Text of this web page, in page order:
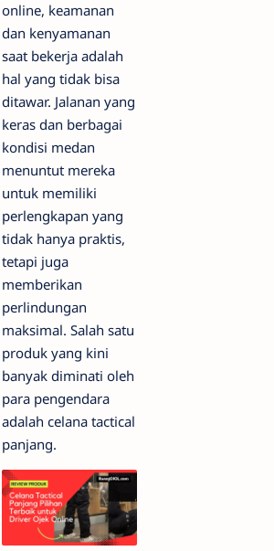
online, keamanan
dan kenyamanan
saat bekerja adalah
hal yang tidak bisa
ditawar. Jalanan yang
keras dan berbagai
kondisi medan
menuntut mereka
untuk memiliki
perlengkapan yang
tidak hanya praktis,
tetapi juga
memberikan
perlindungan
maksimal. Salah satu
produk yang kini
banyak diminati oleh
para pengendara
adalah celana tactical
panjang.